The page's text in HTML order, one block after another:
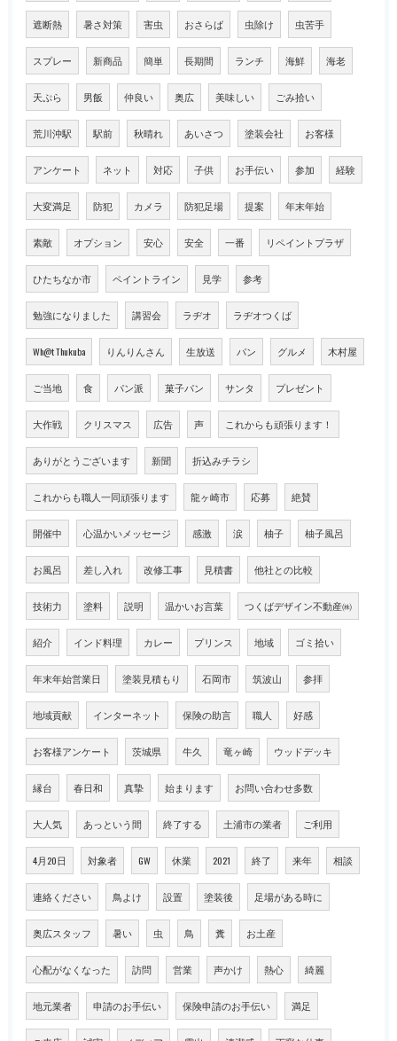
遮断熱 暑さ対策 害虫 おさらば 虫除け 虫苦手
スプレー 新商品 簡単 長期間 ランチ 海鮮 海老
天ぷら 男飯 仲良い 奥広 美味しい ごみ拾い
荒川沖駅 駅前 秋晴れ あいさつ 塗装会社 お客様
アンケート ネット 対応 子供 お手伝い 参加 経験
大変満足 防犯 カメラ 防犯足場 提案 年末年始
素敵 オプション 安心 安全 一番 リペイントプラザ
ひたちなか市 ペイントライン 見学 参考
勉強になりました 講習会 ラヂオ ラヂオつくば
Wh@t Thukuba りんりんさん 生放送 パン グルメ 木村屋
ご当地 食 パン派 菓子パン サンタ プレゼント
大作戦 クリスマス 広告 声 これからも頑張ります！
ありがとうございます 新聞 折込みチラシ
これからも職人一同頑張ります 龍ヶ崎市 応募 絶賛
開催中 心温かいメッセージ 感激 涙 柚子 柚子風呂
お風呂 差し入れ 改修工事 見積書 他社との比較
技術力 塗料 説明 温かいお言葉 つくばデザイン不動産㈱
紹介 インド料理 カレー プリンス 地域 ゴミ拾い
年末年始営業日 塗装見積もり 石岡市 筑波山 参拝
地域貢献 インターネット 保険の助言 職人 好感
お客様アンケート 茨城県 牛久 竜ヶ崎 ウッドデッキ
縁台 春日和 真摯 始まります お問い合わせ多数
大人気 あっという間 終了する 土浦市の業者 ご利用
4月20日 対象者 GW 休業 2021 終了 来年 相談
連絡ください 鳥よけ 設置 塗装後 足場がある時に
奥広スタッフ 暑い 虫 鳥 糞 お土産
心配がなくなった 訪問 営業 声かけ 熱心 綺麗
地元業者 申請のお手伝い 保険申請のお手伝い 満足